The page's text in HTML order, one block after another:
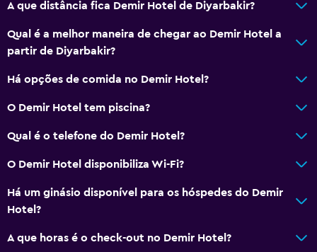
Chaleira elétrica
Minibar
Comida para levar
Menu para dietas especiais (a pedido)
Restaurante
Chaleira
As refeições podem ser entregues no quarto
Máquina de café
Sala de refeições
A que distância fica Demir Hotel de Diyarbakir?
Qual é a melhor maneira de chegar ao Demir Hotel a
partir de Diyarbakir?
Há opções de comida no Demir Hotel?
O Demir Hotel tem piscina?
Qual é o telefone do Demir Hotel?
O Demir Hotel disponibiliza Wi-Fi?
Há um ginásio disponível para os hóspedes do Demir
Hotel?
A que horas é o check-out no Demir Hotel?